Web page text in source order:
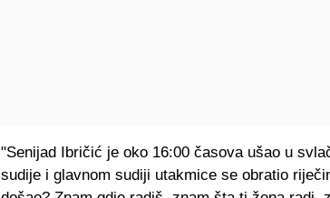
"Senijad Ibričić je oko 16:00 časova ušao u
sudije i glavnom sudiji utakmice se obratio